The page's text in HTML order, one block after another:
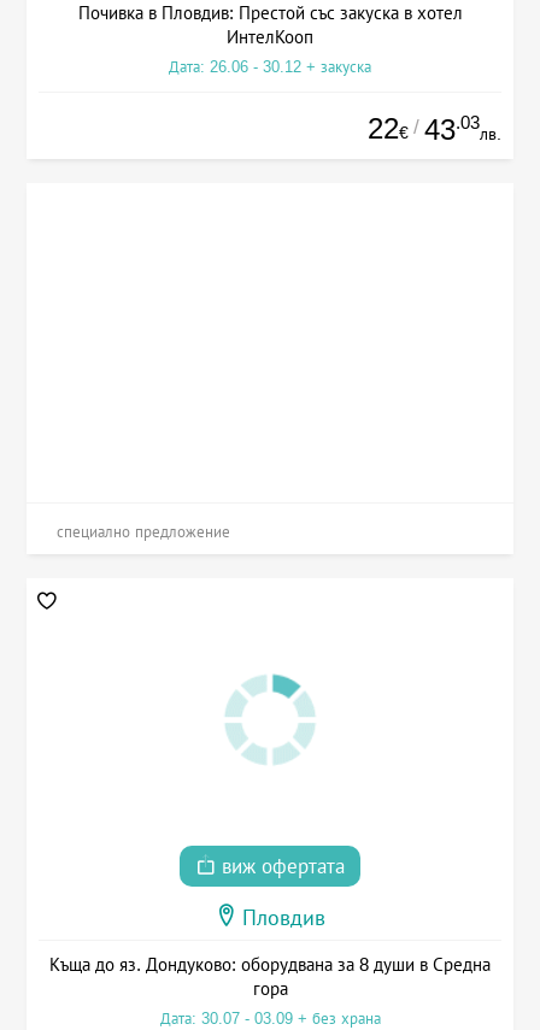
Почивка в Пловдив: Престой със закуска в хотел
ИнтелКооп
Дата: 26.06 - 30.12 + закуска
22€ / 43.03
лв.
специално предложение
виж офертата
Пловдив
Къща до яз. Дондуково: оборудвана за 8 души в Средна
гора
Дата: 30.07 - 03.09 + без храна